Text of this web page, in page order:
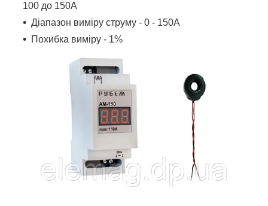
100 до 150А
Діапазон виміру струму - 0 - 150А
Похибка виміру - 1%